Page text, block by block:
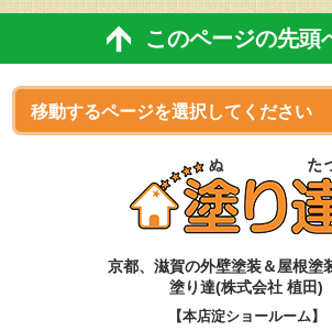
このページの先頭
京都、滋賀の外壁塗装＆屋根塗
塗り達(株式会社 植田)
【本店淀ショールーム】